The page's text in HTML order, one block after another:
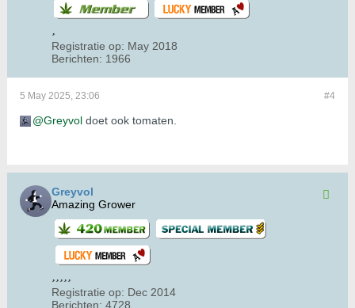
Registratie op: May 2018
Berichten: 1966
#4
5 May 2025, 23:06
Greyvol doet ook tomaten.
Greyvol
Amazing Grower
Registratie op: Dec 2014
Berichten: 4728